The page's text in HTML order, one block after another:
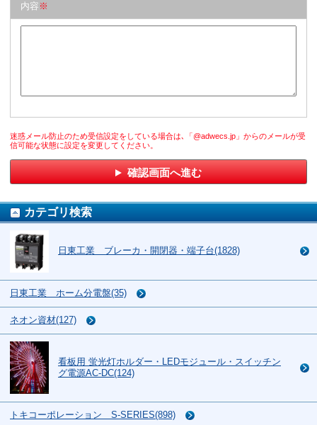
内容 ※
迷惑メール防止のため受信設定をしている場合は､「@adwecs.jp」からのメールが受
信可能な状態に設定を変更してください。
確認画面へ進む
カテゴリ検索
日東工業 ブレーカ・開閉器・端子台(1828)
日東工業 ホーム分電盤(35)
ネオン資材(127)
看板用 蛍光灯ホルダー・LEDモジュール・スイッチン
グ電源AC-DC(124)
トキコーポレーション S-SERIES(898)